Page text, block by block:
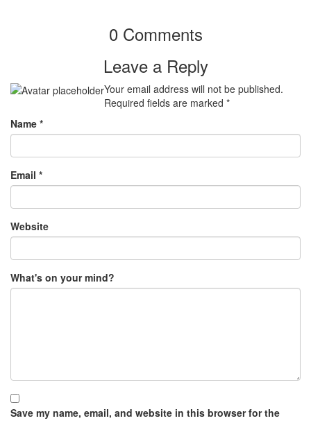
0 Comments
Leave a Reply
Your email address will not be published.
Required fields are marked *
Name *
Email *
Website
What's on your mind?
Save my name, email, and website in this browser for the